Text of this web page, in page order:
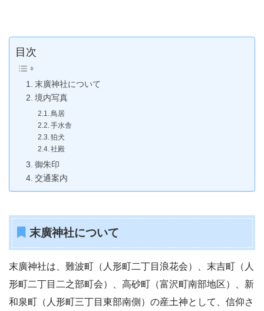
目次
末廣神社について
境内写真
鳥居
手水舎
狛犬
社殿
御朱印
交通案内
末廣神社について
末廣神社は、難波町（人形町二丁目浪花会）、末吉町（人
形町二丁目二之部町会）、高砂町（富沢町南部地区）、新
和泉町（人形町三丁目東部南側）の産土神として、信仰さ